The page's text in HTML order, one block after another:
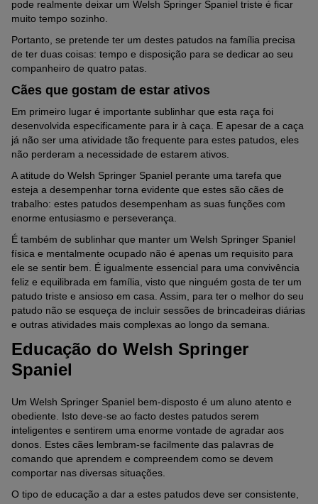
pode realmente deixar um Welsh Springer Spaniel triste é ficar
muito tempo sozinho.
Portanto, se pretende ter um destes patudos na família precisa
de ter duas coisas: tempo e disposição para se dedicar ao seu
companheiro de quatro patas.
Cães que gostam de estar ativos
Em primeiro lugar é importante sublinhar que esta raça foi
desenvolvida especificamente para ir à caça. E apesar de a caça
já não ser uma atividade tão frequente para estes patudos, eles
não perderam a necessidade de estarem ativos.
A atitude do Welsh Springer Spaniel perante uma tarefa que
esteja a desempenhar torna evidente que estes são cães de
trabalho: estes patudos desempenham as suas funções com
enorme entusiasmo e perseverança.
É também de sublinhar que manter um Welsh Springer Spaniel
física e mentalmente ocupado não é apenas um requisito para
ele se sentir bem. É igualmente essencial para uma convivência
feliz e equilibrada em família, visto que ninguém gosta de ter um
patudo triste e ansioso em casa. Assim, para ter o melhor do seu
patudo não se esqueça de incluir sessões de brincadeiras diárias
e outras atividades mais complexas ao longo da semana.
Educação do Welsh Springer
Spaniel
Um Welsh Springer Spaniel bem-disposto é um aluno atento e
obediente. Isto deve-se ao facto destes patudos serem
inteligentes e sentirem uma enorme vontade de agradar aos
donos. Estes cães lembram-se facilmente das palavras de
comando que aprendem e compreendem como se devem
comportar nas diversas situações.
O tipo de educação a dar a estes patudos deve ser consistente,